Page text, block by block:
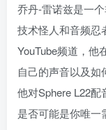
乔丹-雷诺兹是一
技术怪人和音频忍
YouTube频道，他
自己的声音以及
他对Sphere L22
是否可能是你唯一